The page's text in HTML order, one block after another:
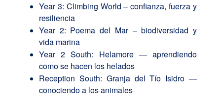
Year 3: Climbing World – confianza, fuerza y
resiliencia
Year 2: Poema del Mar – biodiversidad y
vida marina
Year 2 South: Helamore — aprendiendo
como se hacen los helados
Reception South: Granja del Tío Isidro —
conociendo a los animales